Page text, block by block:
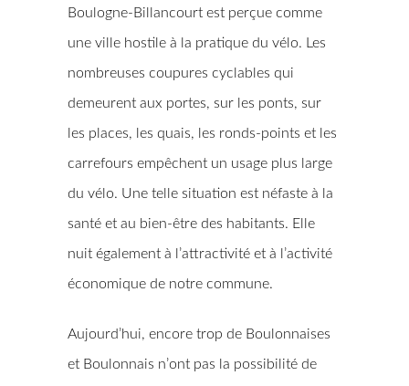
Boulogne-Billancourt est perçue comme
une ville hostile à la pratique du vélo. Les
nombreuses coupures cyclables qui
demeurent aux portes, sur les ponts, sur
les places, les quais, les ronds-points et les
carrefours empêchent un usage plus large
du vélo. Une telle situation est néfaste à la
santé et au bien-être des habitants. Elle
nuit également à l’attractivité et à l’activité
économique de notre commune.
Aujourd’hui, encore trop de Boulonnaises
et Boulonnais n’ont pas la possibilité de